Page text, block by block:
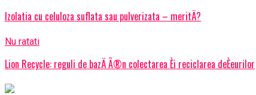
Izolatia cu celuloza suflata sau pulverizata – meritÄ?
Nu ratati
Lion Recycle: reguli de bazÄ Ã®n colectarea Èi reciclarea deÈeurilor